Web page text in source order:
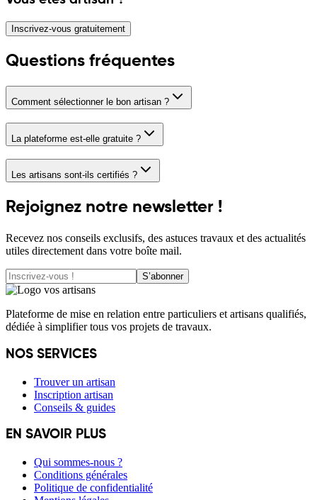
Inscrivez-vous gratuitement
Questions fréquentes
Comment sélectionner le bon artisan ?
La plateforme est-elle gratuite ?
Les artisans sont-ils certifiés ?
Rejoignez notre newsletter !
Recevez nos conseils exclusifs, des astuces travaux et des actualités
utiles directement dans votre boîte mail.
S’abonner
Plateforme de mise en relation entre particuliers et artisans qualifiés,
dédiée à simplifier tous vos projets de travaux.
NOS SERVICES
Trouver un artisan
Inscription artisan
Conseils & guides
EN SAVOIR PLUS
Qui sommes-nous ?
Conditions générales
Politique de confidentialité